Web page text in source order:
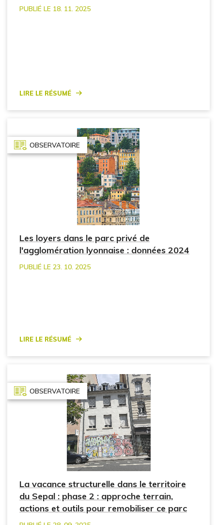
PUBLIÉ LE 18. 11. 2025
Lire le résumé
OBSERVATOIRE
Les loyers dans le parc privé de
l'agglomération lyonnaise : données 2024
PUBLIÉ LE 23. 10. 2025
Lire le résumé
OBSERVATOIRE
La vacance structurelle dans le territoire
du Sepal : phase 2 : approche terrain,
actions et outils pour remobiliser ce parc